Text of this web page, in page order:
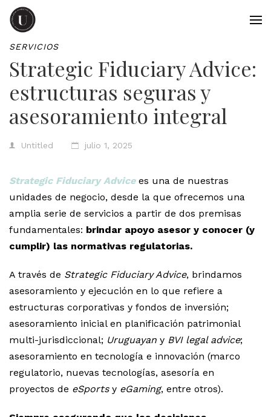
SERVICIOS
Strategic Fiduciary Advice:
estructuras seguras y
asesoramiento integral
Untitled julio 1, 2025
Strategic Fiduciary Advicees una de nuestras
unidades de negocio, desde la que ofrecemos una
amplia serie de servicios a partir de dos premisas
fundamentales: brindar apoyo asesor y conocer (y
cumplir) las normativas regulatorias.
A través de Strategic Fiduciary Advice, brindamos
asesoramiento y ejecución en lo que refiere a
estructuras corporativas y fondos de inversión;
asesoramiento inicial en planificación patrimonial
multi-jurisdiccional; Uruguayan y BVI legal advice;
asesoramiento en tecnología e innovación (marco
regulatorio, nuevas tecnologías, asesoría en
proyectos de eSports y eGaming, entre otros).